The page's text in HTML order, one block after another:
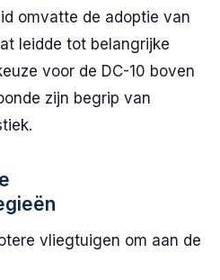
omvatte de adoptie van
leidde tot belangrijke
voor de DC-10 boven
zijn begrip van
vliegtuigen om aan de